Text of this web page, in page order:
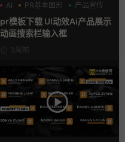
AI
PR基本图形 产品宣传
pr模板下载 UI动效Ai产品展示
动画搜索栏输入框
3周前